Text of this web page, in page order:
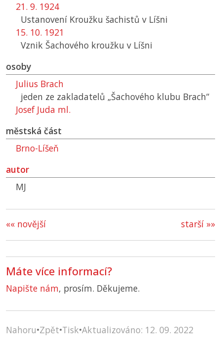
21. 9. 1924
Ustanovení Kroužku šachistů v Líšni
15. 10. 1921
Vznik Šachového kroužku v Líšni
osoby
Julius Brach
jeden ze zakladatelů „Šachového klubu Brach“
Josef Juda ml.
městská část
Brno-Líšeň
autor
MJ
starší »»
«« novější
Máte více informací?
Napište nám, prosím. Děkujeme.
Nahoru•Zpět•Tisk•Aktualizováno: 12. 09. 2022